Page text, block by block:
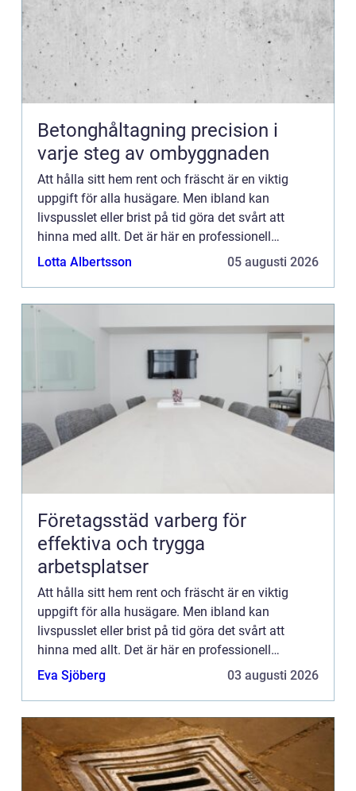
Betonghåltagning precision i
varje steg av ombyggnaden
Att hålla sitt hem rent och fräscht är en viktig
uppgift för alla husägare. Men ibland kan
livspusslet eller brist på tid göra det svårt att
hinna med allt. Det är här en professionell
hemstäd...
Lotta Albertsson 05 augusti 2026
Företagsstäd varberg för
effektiva och trygga
arbetsplatser
Att hålla sitt hem rent och fräscht är en viktig
uppgift för alla husägare. Men ibland kan
livspusslet eller brist på tid göra det svårt att
hinna med allt. Det är här en professionell
hemstäd...
Eva Sjöberg 03 augusti 2026